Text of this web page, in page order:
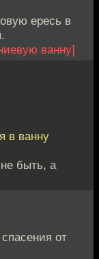
ересь в
ванну]
в ванну
быть, а
от